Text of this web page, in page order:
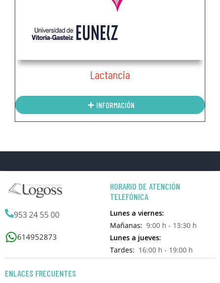
Lactancia
INFORMACIÓN
953 24 55 00
614952873
HORARIO DE ATENCIÓN
TELEFÓNICA
Lunes a viernes:
Mañanas: 9:00 h - 13:30 h
Lunes a jueves:
Tardes: 16:00 h - 19:00 h
ENLACES FRECUENTES